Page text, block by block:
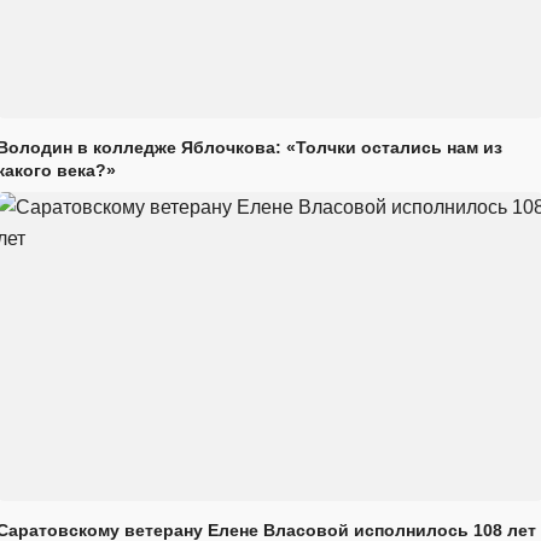
в колледже Яблочкова: «Толчки остались нам из
века?»
ветерану Елене Власовой исполнилось 108 лет